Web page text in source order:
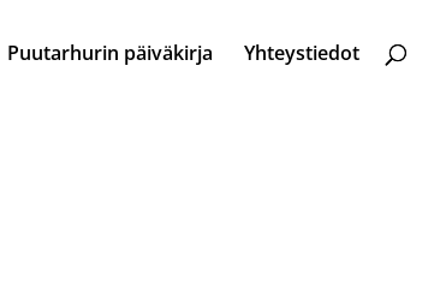
Puutarhurin päiväkirja Yhteystiedot